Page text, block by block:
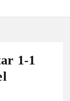
1-1